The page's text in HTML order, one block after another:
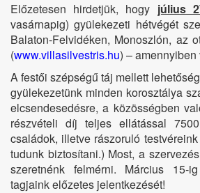
Előzetesen hirdetjük, hogy július
vasárnapig) gyülekezeti hétvégét
Balaton-Felvidéken, Monoszlón, az
(www.villasilvestris.hu) – amennyiben
A festői szépségű táj mellett
gyülekezetünk minden korosztálya
elcsendesedésre, a közösségben
részvételi díj teljes ellátással
családok, illetve rászoruló
tudunk biztosítani.) Most, a
szeretnénk felmérni. Március 15-
tagjaink előzetes jelentkezését!